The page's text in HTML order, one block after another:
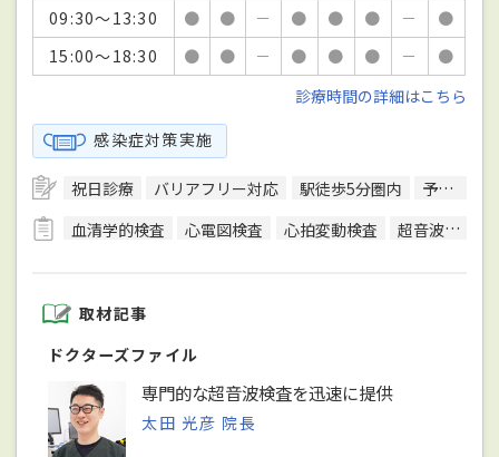
09:30～13:30
● ● － ● ● ● －
●
15:00～18:30
● ● － ● ● ● －
●
診療時間の詳細はこちら
感染症対策実施
祝日診療 バリアフリー対応 駅徒歩5分圏内 予約可
血清学的検査
心電図検査 心拍変動検査 超音波検査
取材記事
ドクターズファイル
専門的な超音波検査を迅速に提供
太田 光彦 院長